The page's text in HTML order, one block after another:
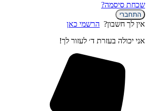
שכחת סיסמה?
התחברי
אין לך חשבון? הרשמי כאן
אני יכולה בעזרת ד׳ לעזור לך!